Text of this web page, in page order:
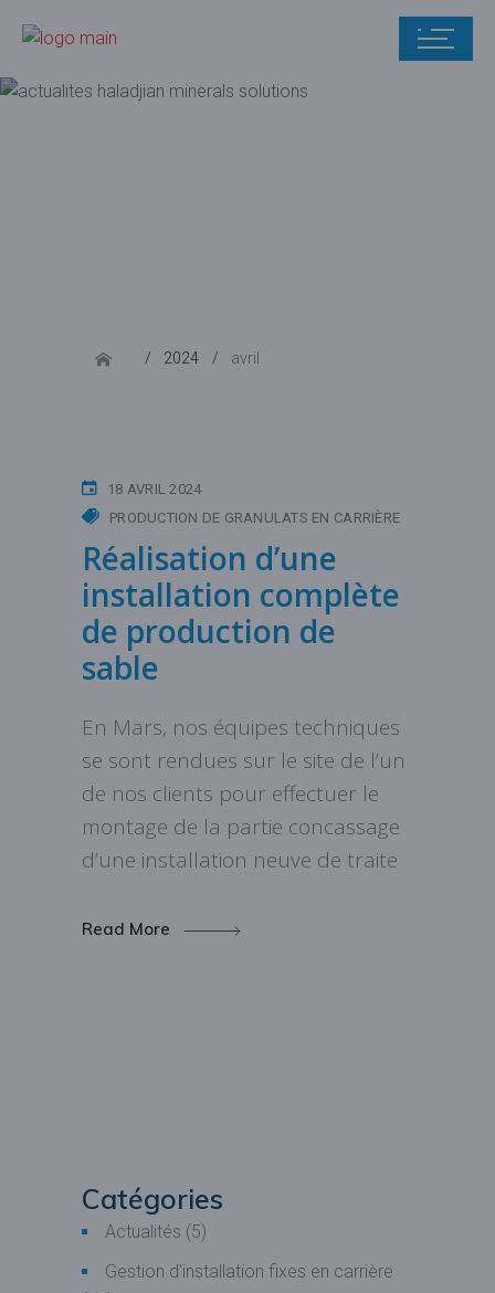
2024 avril
18 AVRIL 2024
PRODUCTION DE GRANULATS EN CARRIÈRE
Réalisation d’une
installation complète
de production de
sable
En Mars, nos équipes techniques
se sont rendues sur le site de l’un
de nos clients pour effectuer le
montage de la partie concassage
d’une installation neuve de traite
Read More
Catégories
Actualités (5)
Gestion d'installation fixes en carrière